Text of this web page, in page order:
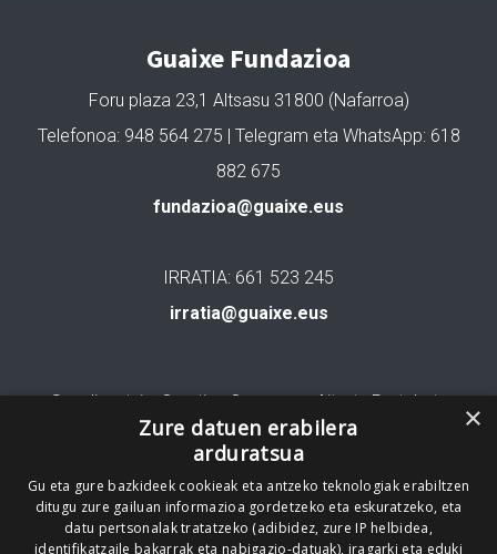
Guaixe Fundazioa
Foru plaza 23,1 Altsasu 31800 (Nafarroa)
Telefonoa: 948 564 275 | Telegram eta WhatsApp: 618
882 675
fundazioa@guaixe.eus
IRRATIA: 661 523 245
irratia@guaixe.eus
Gure lizentzia: Creative Commons Aitortu Partekatu
Codesyntaxek garatua
×
Zure datuen erabilera
arduratsua
Gu eta gure bazkideek cookieak eta antzeko teknologiak erabiltzen
ditugu zure gailuan informazioa gordetzeko eta eskuratzeko, eta
datu pertsonalak tratatzeko (adibidez, zure IP helbidea,
identifikatzaile bakarrak eta nabigazio-datuak), iragarki eta eduki